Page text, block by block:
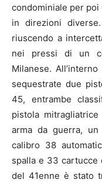
condominiale per
in direzioni
riuscendo a
nei pressi di un
Milanese.
sequestrate due
45, entrambe
pistola
arma da guerra,
calibro 38
spalla e 33 cartucce
del 41enne è stato